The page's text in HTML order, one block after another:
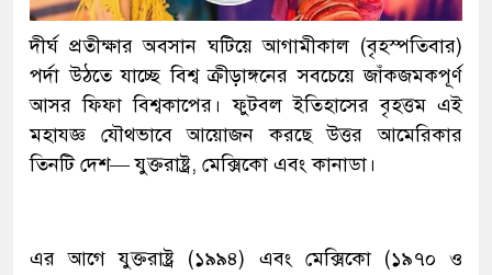
দীর্ঘ প্রতীক্ষার অবসান ঘটিয়ে আগামীকাল (বৃহস্পতিবার)
পর্দা উঠতে যাচ্ছে বিশ্ব ক্রীড়াঙ্গনের সবচেয়ে জাঁকজমকপূর্ণ
আসর ফিফা বিশ্বকাপের। ফুটবল ইতিহাসের বৃহত্তম এই
মহাযজ্ঞ যৌথভাবে আয়োজন করছে উত্তর আমেরিকার
তিনটি দেশ— যুক্তরাষ্ট্র, মেক্সিকো এবং কানাডা।
এর আগে যুক্তরাষ্ট্র (১৯৯৪) এবং মেক্সিকো (১৯৭০ ও